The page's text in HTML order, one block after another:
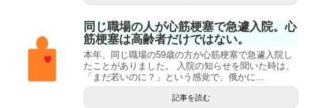
同じ職場の人が心筋梗塞で急遽入院。心
筋梗塞は高齢者だけではない。
本年、同じ職場の59歳の方が心筋梗塞で急遽入院し
たことがありました。 入院の知らせを聞いた時は、
「まだ若いのに？」という感覚で、俄かに...
記事を読む